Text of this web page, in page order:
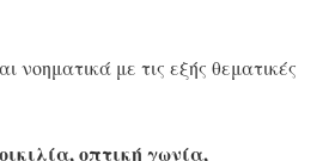
νοηματικά με τις εξής θεματικές
οπτική γωνία,